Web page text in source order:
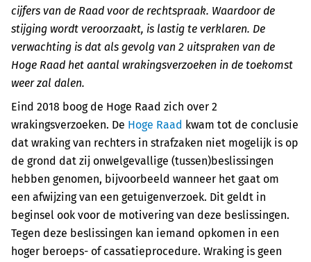
cijfers van de Raad voor de rechtspraak. Waardoor de
stijging wordt veroorzaakt, is lastig te verklaren. De
verwachting is dat als gevolg van 2 uitspraken van de
Hoge Raad het aantal wrakingsverzoeken in de toekomst
weer zal dalen.
Eind 2018 boog de Hoge Raad zich over 2
wrakingsverzoeken. De Hoge Raad kwam tot de conclusie
dat wraking van rechters in strafzaken niet mogelijk is op
de grond dat zij onwelgevallige (tussen)beslissingen
hebben genomen, bijvoorbeeld wanneer het gaat om
een afwijzing van een getuigenverzoek. Dit geldt in
beginsel ook voor de motivering van deze beslissingen.
Tegen deze beslissingen kan iemand opkomen in een
hoger beroeps- of cassatieprocedure. Wraking is geen